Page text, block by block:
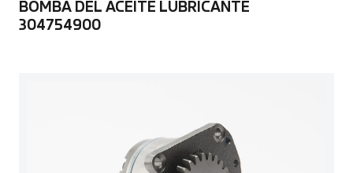
BOMBA DEL ACEITE LUBRICANTE
304754900